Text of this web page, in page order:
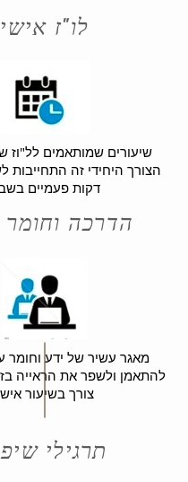
לו"ז אישי
שיעורים שמותאמים לל"וז
דקות פעמיים בשבוע
הדרכה וחומר
מאגר עשיר של ידע וחומר
להתאמן ולשפר את הראייה
צורך בשיעור
תרגילי